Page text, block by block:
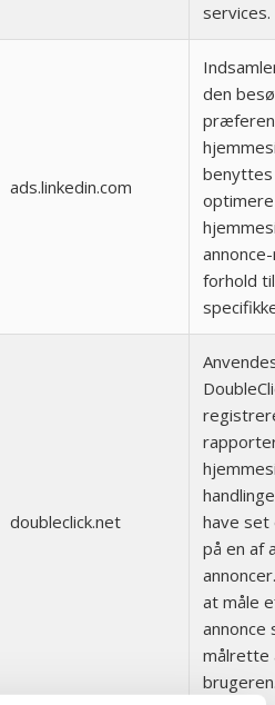
services.
ads.linkedin.com
den
optimere
forhold
doubleclick.net
have set
på en af
at måle
annonce
målrette